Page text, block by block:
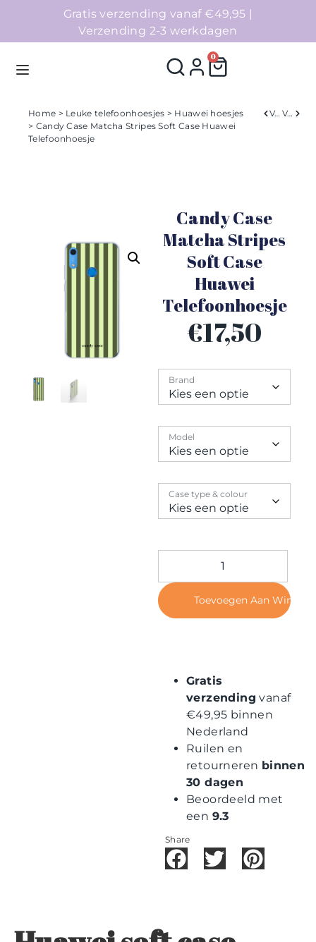
Gratis verzending vanaf €49,95 |
Verzending 2-3 werkdagen
0
Homepage
Collecties
Home > Leuke telefoonhoesjes > Huawei hoesjes
> Candy Case Matcha Stripes Soft Case Huawei
Telefoonhoesje
Verleden Volgend
Candy Case
Matcha Stripes
Soft Case
Huawei
Telefoonhoesje
€17,50
Brand
Model
Case type & colour
Toevoegen Aan
Gratis
verzending vanaf
€49,95 binnen
Nederland
Ruilen en
retourneren binnen
30 dagen
Beoordeeld met
een 9.3
Share